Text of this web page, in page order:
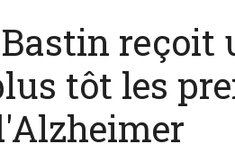
reçoit
tôt les